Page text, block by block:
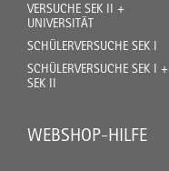
VERSUCHE SEK II +
UNIVERSITÄT
SCHÜLERVERSUCHE SEK I
SCHÜLERVERSUCHE SEK I +
SEK II
WEBSHOP-HILFE